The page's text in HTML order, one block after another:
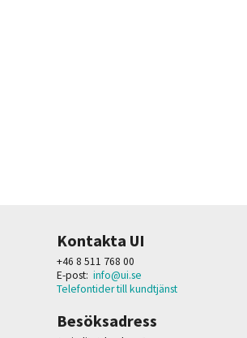
Kontakta UI
+46 8 511 768 00
E-post: info@ui.se
Telefontider till kundtjänst
Besöksadress